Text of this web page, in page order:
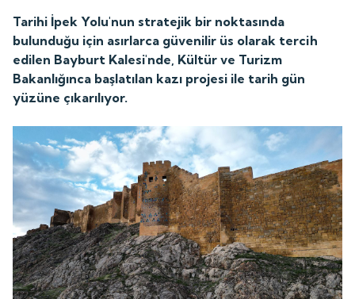
Tarihi İpek Yolu'nun stratejik bir noktasında
bulunduğu için asırlarca güvenilir üs olarak tercih
edilen Bayburt Kalesi'nde, Kültür ve Turizm
Bakanlığınca başlatılan kazı projesi ile tarih gün
yüzüne çıkarılıyor.